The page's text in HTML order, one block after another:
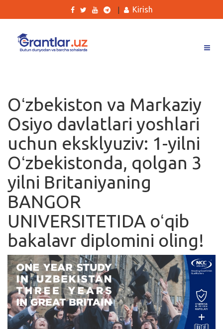
Ishlar
Kurslar
Blog
Yana
Qidirish
Kirish
Kirish
Oʻzbekiston va Markaziy
Osiyo davlatlari yoshlari
uchun eksklyuziv: 1-yilni
Oʻzbekistonda, qolgan 3
yilni Britaniyaning
BANGOR
UNIVERSITETIDA oʻqib
bakalavr diplomini oling!